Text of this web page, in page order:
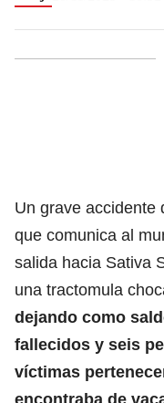
Un grave accidente
que comunica al
salida hacia Sativa
una tractomula
dejando como
fallecidos y seis
víctimas
encontraba de